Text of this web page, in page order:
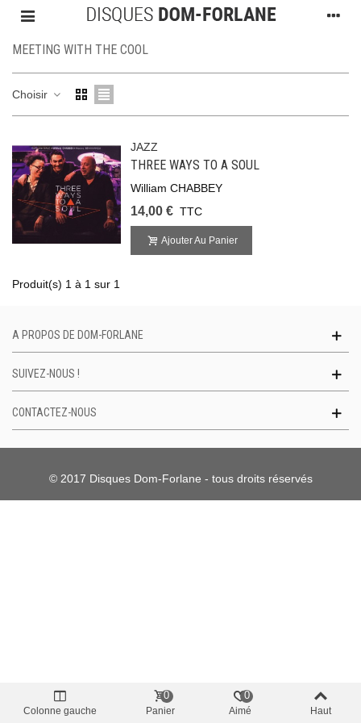
MEETING WITH THE COOL
Choisir
JAZZ
THREE WAYS TO A SOUL
William CHABBEY
14,00 € TTC
Ajouter Au Panier
Produit(s) 1 à 1 sur 1
A PROPOS DE DOM-FORLANE
SUIVEZ-NOUS !
CONTACTEZ-NOUS
© 2017 Disques Dom-Forlane - tous droits réservés
Colonne gauche Panier
0
Aimé
0
Haut